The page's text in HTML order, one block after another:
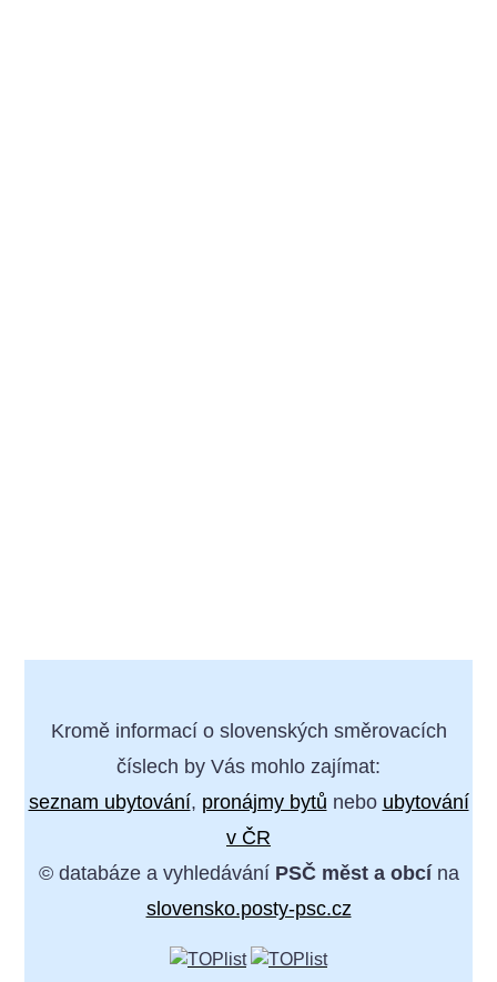
Kromě informací o slovenských směrovacích
číslech by Vás mohlo zajímat:
seznam ubytování, pronájmy bytů nebo ubytování
v ČR
© databáze a vyhledávání PSČ měst a obcína
slovensko.posty-psc.cz